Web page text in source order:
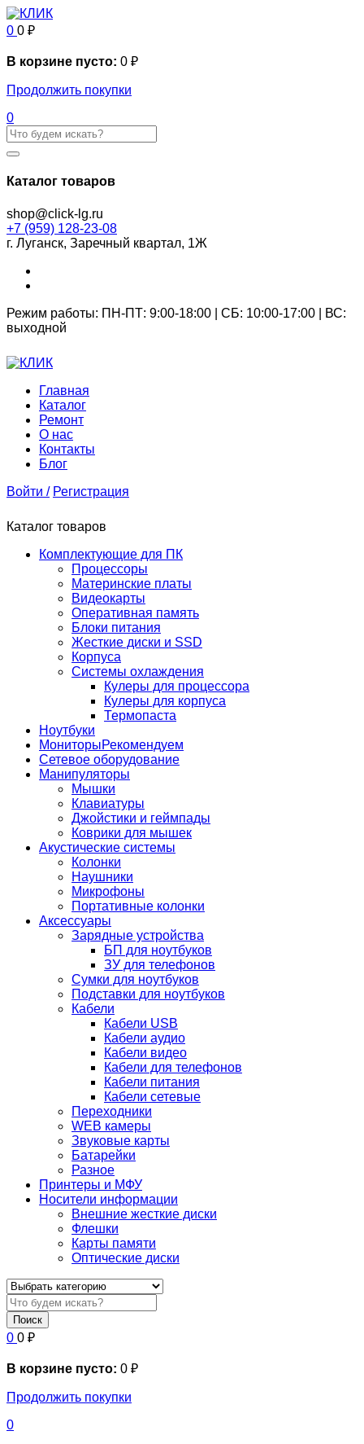
0 0 ₽
В корзине пусто: 0 ₽
Продолжить покупки
0
Каталог товаров
shop@click-lg.ru
+7 (959) 128-23-08
г. Луганск, Заречный квартал, 1Ж
Режим работы: ПН-ПТ: 9:00-18:00 | СБ: 10:00-17:00 | ВС:
выходной
Главная
Каталог
Ремонт
О нас
Контакты
Блог
Войти / Регистрация
Каталог товаров
Комплектующие для ПК
Процессоры
Материнские платы
Видеокарты
Оперативная память
Блоки питания
Жесткие диски и SSD
Корпуса
Системы охлаждения
Кулеры для процессора
Кулеры для корпуса
Термопаста
Ноутбуки
МониторыРекомендуем
Сетевое оборудование
Манипуляторы
Мышки
Клавиатуры
Джойстики и геймпады
Коврики для мышек
Акустические системы
Колонки
Наушники
Микрофоны
Портативные колонки
Аксессуары
Зарядные устройства
БП для ноутбуков
ЗУ для телефонов
Сумки для ноутбуков
Подставки для ноутбуков
Кабели
Кабели USB
Кабели аудио
Кабели видео
Кабели для телефонов
Кабели питания
Кабели сетевые
Переходники
WEB камеры
Звуковые карты
Батарейки
Разное
Принтеры и МФУ
Носители информации
Внешние жесткие диски
Флешки
Карты памяти
Оптические диски
Поиск
0 0 ₽
В корзине пусто: 0 ₽
Продолжить покупки
0